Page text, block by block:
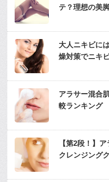
テ？理想の美
大人ニキビに
燥対策でニキ
アラサー混合
較ランキング
【第2段！】
クレンジング